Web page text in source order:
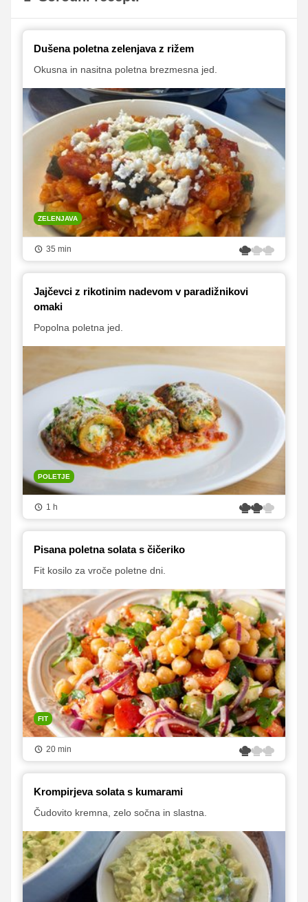
Dušena poletna zelenjava z rižem
Okusna in nasitna poletna brezmesna jed.
ZELENJAVA
35 min
Jajčevci z rikotinim nadevom v paradižnikovi
omaki
Popolna poletna jed.
POLETJE
1 h
Pisana poletna solata s čičeriko
Fit kosilo za vroče poletne dni.
FIT
20 min
Krompirjeva solata s kumarami
Čudovito kremna, zelo sočna in slastna.